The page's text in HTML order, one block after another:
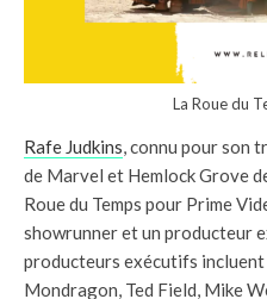
La Roue du
Rafe Judkins, connu pour son
de Marvel et Hemlock Grove
Roue du Temps pour Prime
showrunner et un producteur
producteurs exécutifs incluent
Mondragon, Ted Field, Mike